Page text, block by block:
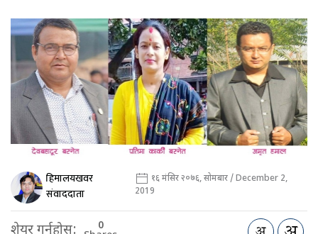
हिमालयखवर
संवाददाता
१६ मंसिर २०७६, सोमबार / December 2,
2019
0